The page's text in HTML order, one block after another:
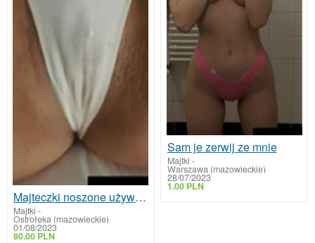
Majteczki noszone używane
Majtki -
Ostrołęka (mazowieckie)
01/08/2023
80.00 PLN
Sam je zerwij ze mnie
Majtki -
Warszawa (mazowieckie)
28/07/2023
1.00 PLN